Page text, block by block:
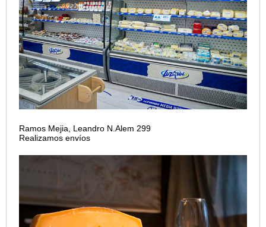
Ramos Mejia, Leandro N.Alem 299
Realizamos envíos